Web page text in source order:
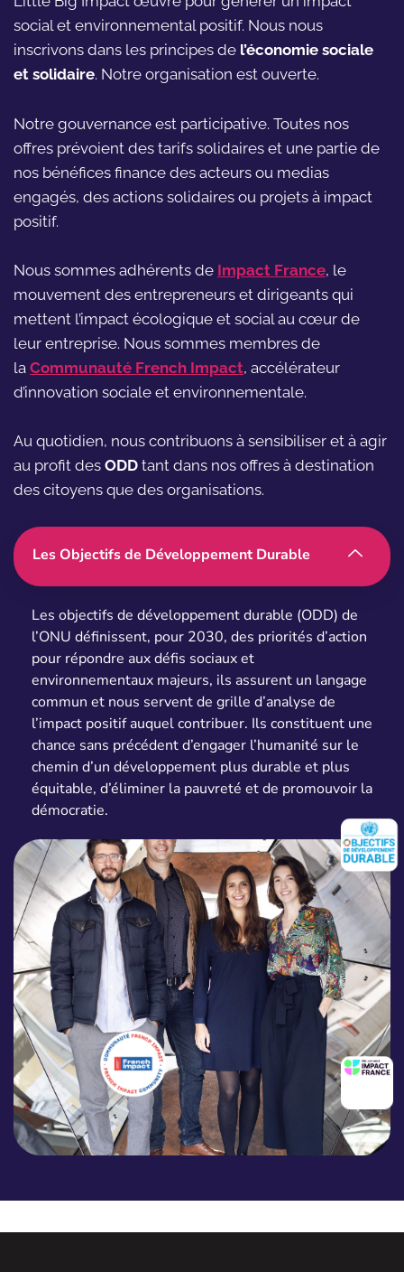
social et environnemental positif. Nous nous
inscrivons dans les principes de l’économie sociale
et solidaire. Notre organisation est ouverte.
Notre gouvernance est participative. Toutes nos
offres prévoient des tarifs solidaires et une partie de
nos bénéfices finance des acteurs ou medias
engagés, des actions solidaires ou projets à impact
positif.
Nous sommes adhérents de Impact France, le
mouvement des entrepreneurs et dirigeants qui
mettent l’impact écologique et social au cœur de
leur entreprise. Nous sommes membres de
la Communauté French Impact, accélérateur
d’innovation sociale et environnementale.
Au quotidien, nous contribuons à sensibiliser et à agir
au profit des ODD tant dans nos offres à destination
des citoyens que des organisations.
Les Objectifs de Développement Durable
Les objectifs de développement durable (ODD) de
l’ONU définissent, pour 2030, des priorités d’action
pour répondre aux défis sociaux et
environnementaux majeurs, ils assurent un langage
commun et nous servent de grille d’analyse de
l’impact positif auquel contribuer. Ils constituent une
chance sans précédent d’engager l’humanité sur le
chemin d’un développement plus durable et plus
équitable, d’éliminer la pauvreté et de promouvoir la
démocratie.